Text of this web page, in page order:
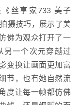
丝享家733 美子
摄技巧，展示了美
佛为观众打开了一
另一个次元穿越过
变换让画面更加富
节，也有她自然流
度让每一帧都仿佛